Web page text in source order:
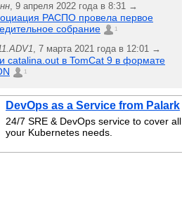
, 9 апреля 2022 года в 8:31 →
РАСПО провела первое
собрание
1
, 7 марта 2021 года в 12:01 →
catalina.out в TomCat 9 в формате
1
DevOps as a Service from Palark
24/7 SRE & DevOps service to cover all
your Kubernetes needs.